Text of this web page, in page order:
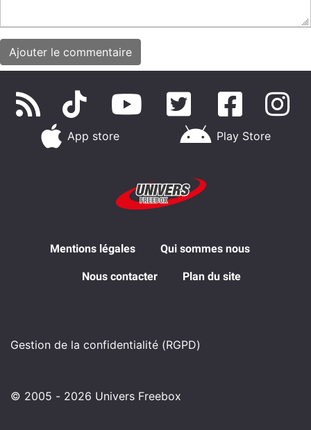
App store Play Store
Mentions légales Qui sommes nous
Nous contacter Plan du site
Gestion de la confidentialité (RGPD)
© 2005 - 2026 Univers Freebox